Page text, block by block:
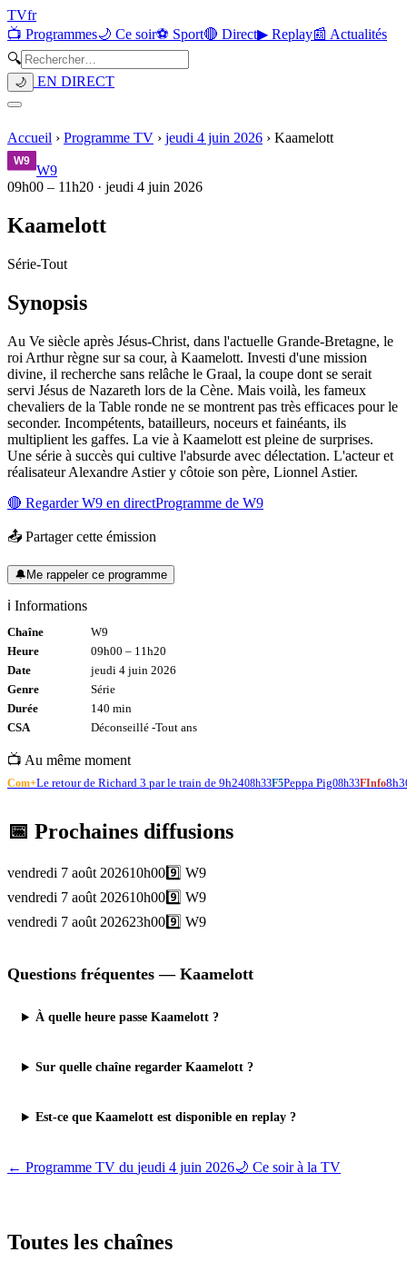
TVfr
📺 Programmes🌙 Ce soir⚽ Sport🔴 Direct▶ Replay📰 Actualités
🔍
🌙 EN DIRECT
Accueil › Programme TV › jeudi 4 juin 2026 › Kaamelott
W9
09h00 – 11h20 · jeudi 4 juin 2026
Kaamelott
Série-Tout
Synopsis
Au Ve siècle après Jésus-Christ, dans l'actuelle Grande-Bretagne, le
roi Arthur règne sur sa cour, à Kaamelott. Investi d'une mission
divine, il recherche sans relâche le Graal, la coupe dont se serait
servi Jésus de Nazareth lors de la Cène. Mais voilà, les fameux
chevaliers de la Table ronde ne se montrent pas très efficaces pour le
seconder. Incompétents, batailleurs, noceurs et fainéants, ils
multiplient les gaffes. La vie à Kaamelott est pleine de surprises.
Une série à succès qui cultive l'absurde avec délectation. L'acteur et
réalisateur Alexandre Astier y côtoie son père, Lionnel Astier.
🔴 RegarderW9 en directProgramme de W9
📤 Partager cette émission
🔔Me rappeler ce programme
ℹ️ Informations
Chaîne
W9
Heure
09h00 – 11h20
Date
jeudi 4 juin 2026
Genre
Série
Durée
140 min
CSA
Déconseillé -Tout ans
📺 Au même moment
Com+Le retour de Richard 3 par le train de 9h2408h33F5Peppa Pig08h33FInfo
📅 Prochaines diffusions
vendredi 7 août 202610h009️⃣ W9
vendredi 7 août 202610h009️⃣ W9
vendredi 7 août 202623h009️⃣ W9
Questions fréquentes — Kaamelott
À quelle heure passe Kaamelott ?
Sur quelle chaîne regarder Kaamelott ?
Est-ce que Kaamelott est disponible en replay ?
← Programme TV du jeudi 4 juin 2026🌙 Ce soir à la TV
Toutes les chaînes